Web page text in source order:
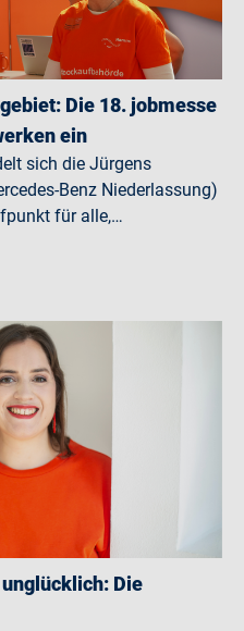
Die 18. jobmesse
ein
sich die Jürgens
Benz Niederlassung)
für alle,…
Die